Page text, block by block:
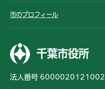
市のプロフィール
千葉市役所
法人番号 6000020121002